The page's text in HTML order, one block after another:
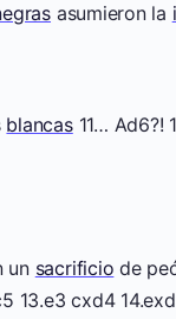
asumieron la
blancas11… Ad6?!
un sacrificio de
13.e3 cxd4